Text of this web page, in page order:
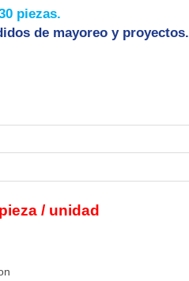
piezas.
de mayoreo y proyectos.
/ unidad